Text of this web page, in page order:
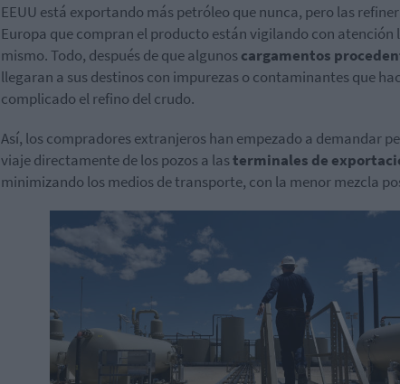
EEUU está exportando más petróleo que nunca, pero las
Europa que compran el producto están vigilando con atención
mismo. Todo, después de que algunoscargamentos
llegaran a sus destinos con impurezas o contaminantes que
complicado el refino del crudo.
Así, los compradores extranjeros han empezado a demandar
viaje directamente de los pozos a lasterminales de
minimizando los medios de transporte, con la menor mezcla